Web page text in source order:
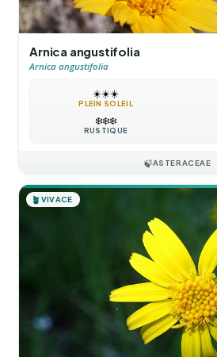
Arnica angustifolia
Arnica angustifolia
☀️☀️☀️
PLEIN SOLEIL
❄️❄️❄️
RUSTIQUE
🍃ASTERACEAE
🪴 VIVACE